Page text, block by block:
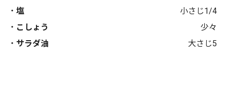
塩
小さじ1/4
こしょう
少々
サラダ油
大さじ5